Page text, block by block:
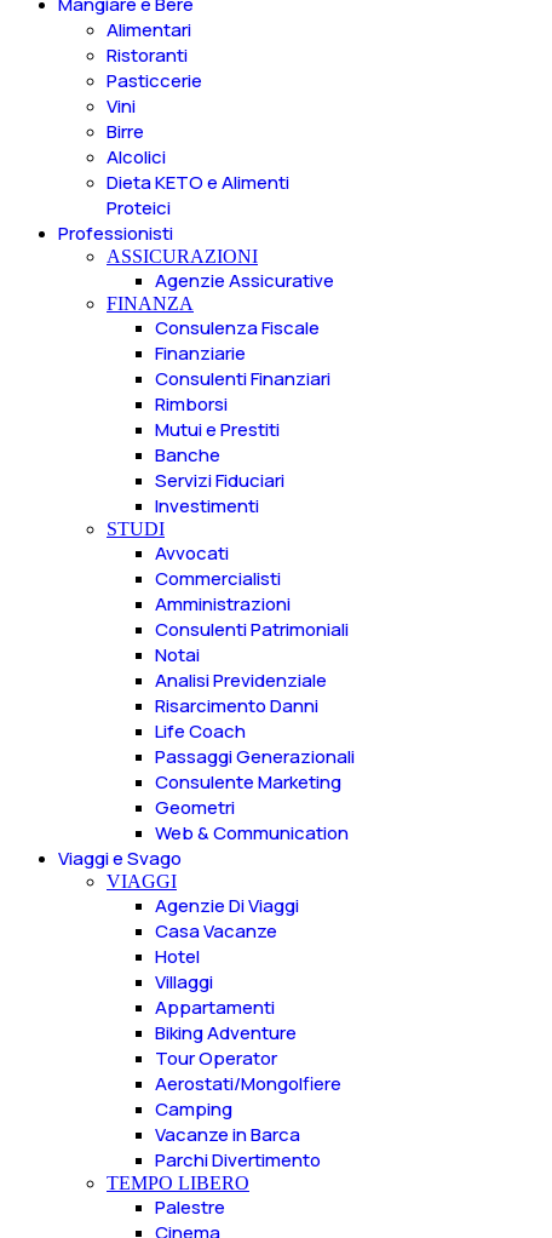
Alimentari
Ristoranti
Pasticcerie
Vini
Birre
Alcolici
Dieta KETO e Alimenti
Proteici
Professionisti
ASSICURAZIONI
Agenzie Assicurative
FINANZA
Consulenza Fiscale
Finanziarie
Consulenti Finanziari
Rimborsi
Mutui e Prestiti
Banche
Servizi Fiduciari
Investimenti
STUDI
Avvocati
Commercialisti
Amministrazioni
Consulenti Patrimoniali
Notai
Analisi Previdenziale
Risarcimento Danni
Life Coach
Passaggi Generazionali
Consulente Marketing
Geometri
Web & Communication
Viaggi e Svago
VIAGGI
Agenzie Di Viaggi
Casa Vacanze
Hotel
Villaggi
Appartamenti
Biking Adventure
Tour Operator
Aerostati/Mongolfiere
Camping
Vacanze in Barca
Parchi Divertimento
TEMPO LIBERO
Palestre
Cinema